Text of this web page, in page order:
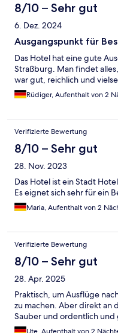
8/10 – Sehr gut
6. Dez. 2024
Ausgangspunkt für
Das Hotel hat eine gute
Straßburg. Man findet
war gut, reichlich und
Rüdiger, Aufenthalt von 2
Verifizierte Bewertung
8/10 – Sehr gut
28. Nov. 2023
Das Hotel ist ein Stadt
Es eignet sich sehr für ein
Maria, Aufenthalt von 2
Verifizierte Bewertung
8/10 – Sehr gut
28. Apr. 2025
Praktisch, um Ausflüge
zu machen. Aber direkt an
Sauber und ordentlich und